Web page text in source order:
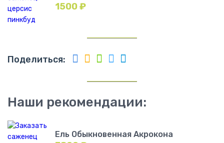
1500₽
Поделиться:
Наши рекомендации:
Ель Обыкновенная Акрокона